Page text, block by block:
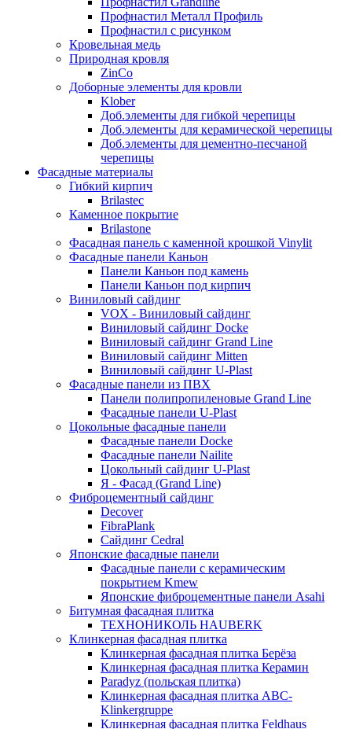
Профнастил Металл Профиль
Профнастил с рисунком
Кровельная медь
Природная кровля
ZinCo
Доборные элементы для кровли
Klober
Доб.элементы для гибкой черепицы
Доб.элементы для керамической черепицы
Доб.элементы для цементно-песчаной
черепицы
Фасадные материалы
Гибкий кирпич
Brilastec
Каменное покрытие
Brilastone
Фасадная панель с каменной крошкой Vinylit
Фасадные панели Каньон
Панели Каньон под камень
Панели Каньон под кирпич
Виниловый сайдинг
VOX - Виниловый сайдинг
Виниловый сайдинг Docke
Виниловый сайдинг Grand Line
Виниловый сайдинг Mitten
Виниловый сайдинг U-Plast
Фасадные панели из ПВХ
Панели полипропиленовые Grand Line
Фасадные панели U-Plast
Цокольные фасадные панели
Фасадные панели Docke
Фасадные панели Nailite
Цокольный сайдинг U-Plast
Я - Фасад (Grand Line)
Фиброцементный сайдинг
Decover
FibraPlank
Сайдинг Cedral
Японские фасадные панели
Фасадные панели с керамическим
покрытием Kmew
Японские фиброцементные панели Asahi
Битумная фасадная плитка
ТЕХНОНИКОЛЬ HAUBERK
Клинкерная фасадная плитка
Клинкерная фасадная плитка Берёза
Клинкерная фасадная плитка Керамин
Paradyz (польская плитка)
Клинкерная фасадная плитка ABC-
Klinkergruppe
Клинкерная фасадная плитка Feldhaus